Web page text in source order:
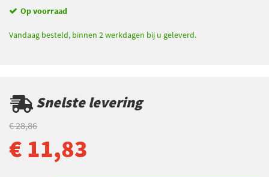
Op voorraad
Vandaag besteld, binnen 2 werkdagen bij u geleverd.
Snelste levering
€ 28,86
€ 11,83